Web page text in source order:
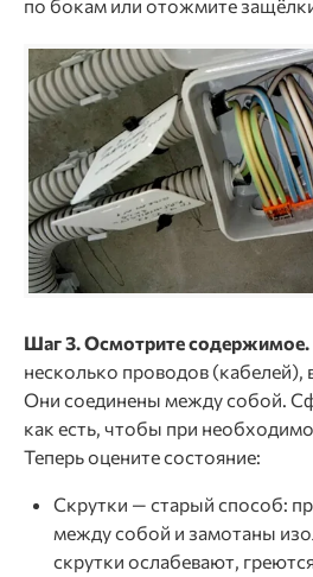
по бокам или отожмите
Шаг 3. Осмотрите содержимое.
несколько проводов
Они соединены между собой.
как есть, чтобы при
Теперь оцените состояние:
Скрутки — старый способ:
между собой и замотаны
скрутки ослабевают,